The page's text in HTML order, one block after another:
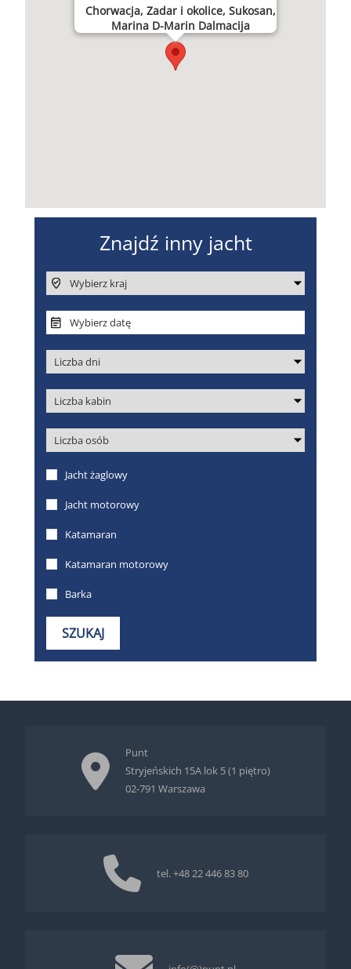
Chorwacja, Zadar i okolice, Sukosan,
Marina D-Marin Dalmacija
Punt
Stryjeńskich 15A lok 5 (1 piętro)
02-791 Warszawa
tel. +48 22 446 83 80